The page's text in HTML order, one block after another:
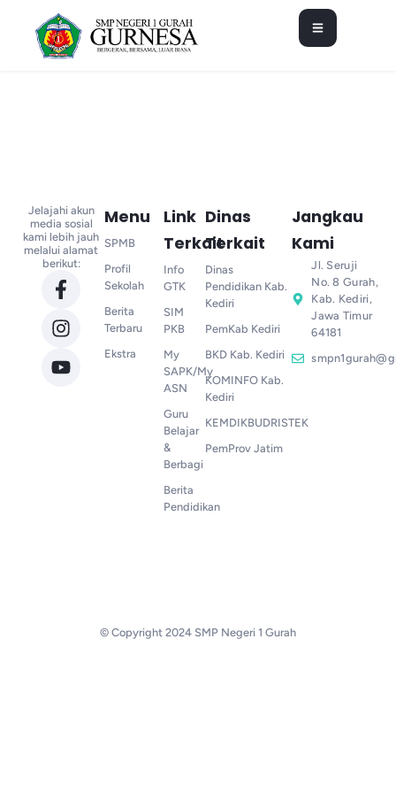
Jelajahi akun
media sosial
kami lebih jauh
melalui alamat
berikut:
Menu
SPMB
Profil
Sekolah
Berita
Terbaru
Ekstra
Link
Terkait
Info
GTK
SIM
PKB
My
SAPK/My
ASN
Guru
Belajar
&
Berbagi
Berita
Pendidikan
Dinas
Terkait
Dinas
Pendidikan Kab.
Kediri
PemKab Kediri
BKD Kab. Kediri
KOMINFO Kab.
Kediri
KEMDIKBUDRISTEK
PemProv Jatim
Jangkau
Kami
Jl. Seruji
No. 8 Gurah,
Kab. Kediri,
Jawa Timur
64181
© Copyright 2024 SMP Negeri 1 Gurah